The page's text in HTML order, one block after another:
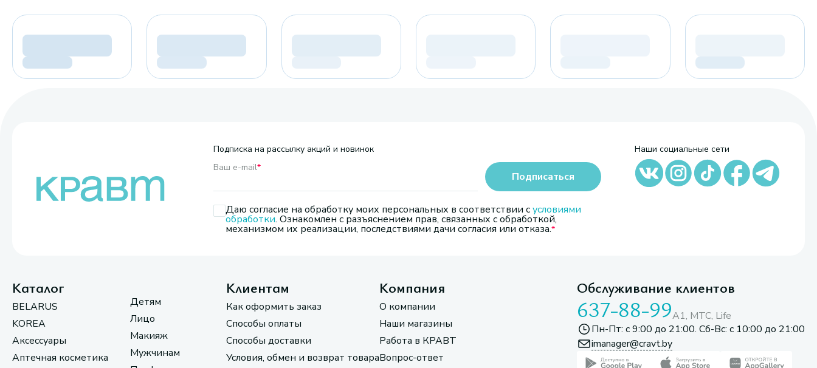
Подписка на рассылку акций и новинок
Ваш e-mail*
Даю согласие на обработку моих персональных в соответствии сусловиями
обработки. Ознакомлен с разъяснением прав, связанных с обработкой,
механизмом их реализации, последствиями дачи согласия или отказа.
Подписаться
Наши социальные сети
Каталог
BELARUS
KOREA
Аксессуары
Аптечная косметика
Детям
Лицо
Макияж
Мужчинам
Клиентам
Как оформить заказ
Способы оплаты
Способы доставки
Условия, обмен и возврат товара
Компания
О компании
Наши магазины
Работа в КРАВТ
Вопрос-ответ
Обслуживание клиентов
637-88-99A1, МТС, Life
Пн-Пт: с 9:00 до 21:00. Сб-Вс: с 10:00 до 21:00
imanager@cravt.by